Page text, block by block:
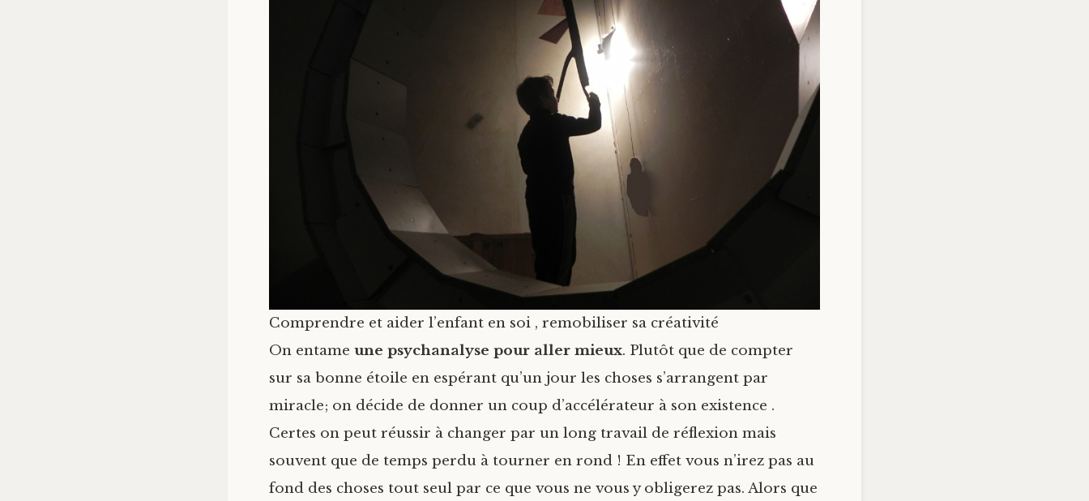
Comprendre et aider l’enfant en soi , remobiliser sa créativité
On entame une psychanalyse pour aller mieux. Plutôt que de compter
sur sa bonne étoile en espérant qu’un jour les choses s’arrangent par
miracle; on décide de donner un coup d’accélérateur à son existence .
Certes on peut réussir à changer par un long travail de réflexion mais
souvent que de temps perdu à tourner en rond ! En effet vous n’irez pas au
fond des choses tout seul par ce que vous ne vous y obligerez pas. Alors que